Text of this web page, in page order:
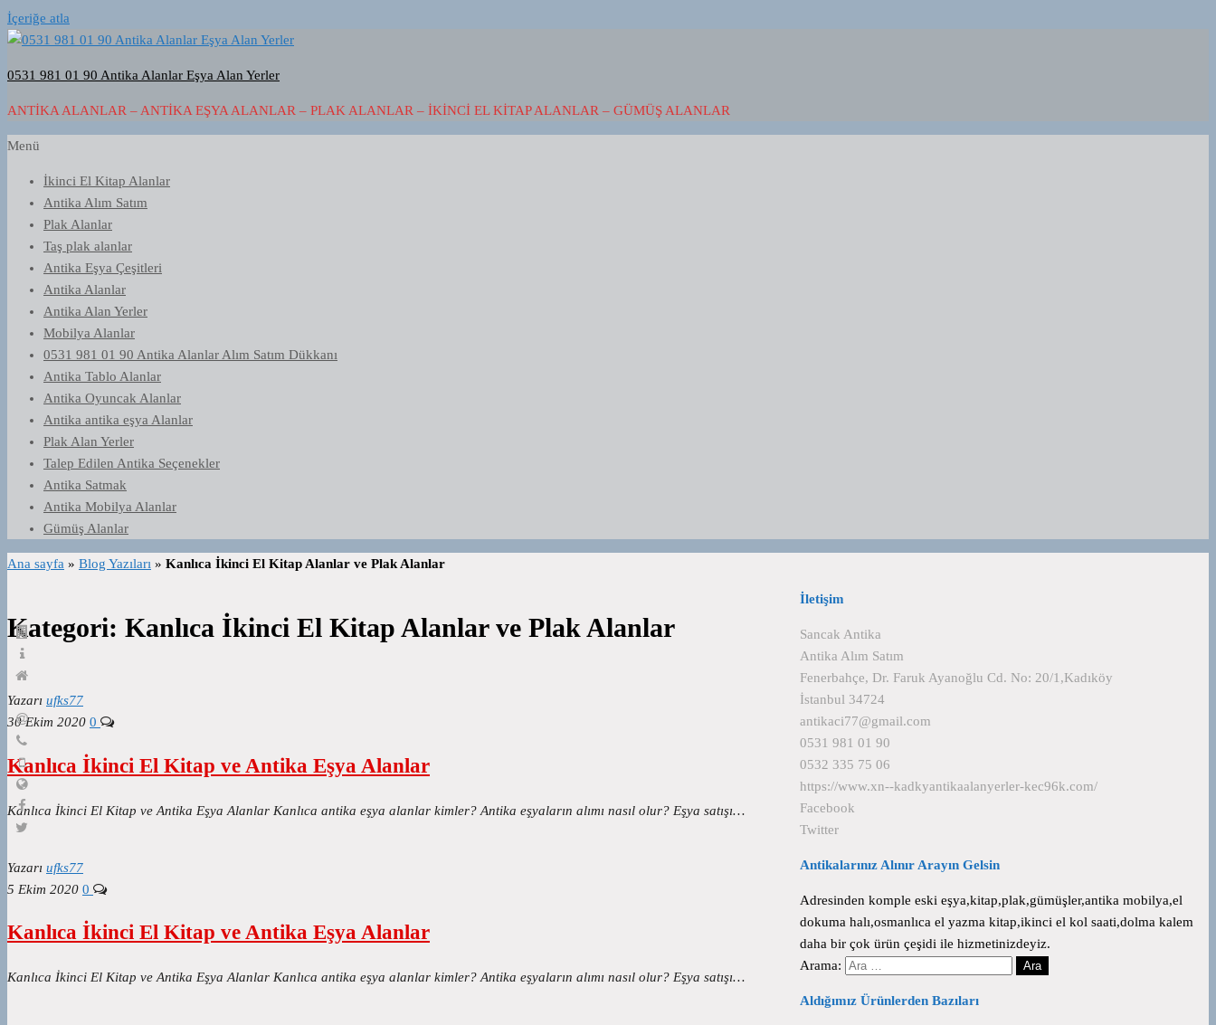
İçeriğe atla
0531 981 01 90 Antika Alanlar Eşya Alan Yerler
ANTIKA ALANLAR – ANTIKA EŞYA ALANLAR – PLAK ALANLAR – İKINCI EL KITAP ALANLAR – GÜMÜŞ ALANLAR
Menü
İkinci El Kitap Alanlar
Antika Alım Satım
Plak Alanlar
Taş plak alanlar
Antika Eşya Çeşitleri
Antika Alanlar
Antika Alan Yerler
Mobilya Alanlar
0531 981 01 90 Antika Alanlar Alım Satım Dükkanı
Antika Tablo Alanlar
Antika Oyuncak Alanlar
Antika antika eşya Alanlar
Plak Alan Yerler
Talep Edilen Antika Seçenekler
Antika Satmak
Antika Mobilya Alanlar
Gümüş Alanlar
Ana sayfa » Blog Yazıları » Kanlıca İkinci El Kitap Alanlar ve Plak Alanlar
Kategori: Kanlıca İkinci El Kitap Alanlar ve Plak Alanlar
Yazarı ufks77
30 Ekim 2020 0
Kanlıca İkinci El Kitap ve Antika Eşya Alanlar
Kanlıca İkinci El Kitap ve Antika Eşya Alanlar Kanlıca antika eşya alanlar kimler? Antika eşyaların alımı nasıl olur? Eşya satışı…
Yazarı ufks77
5 Ekim 2020 0
Kanlıca İkinci El Kitap ve Antika Eşya Alanlar
Kanlıca İkinci El Kitap ve Antika Eşya Alanlar Kanlıca antika eşya alanlar kimler? Antika eşyaların alımı nasıl olur? Eşya satışı…
İletişim
Sancak Antika
Antika Alım Satım
Fenerbahçe, Dr. Faruk Ayanoğlu Cd. No: 20/1,Kadıköy
İstanbul 34724
antikaci77@gmail.com
0531 981 01 90
0532 335 75 06
https://www.xn--kadkyantikaalanyerler-kec96k.com/
Facebook
Twitter
Antikalarınız Alınır Arayın Gelsin
Adresinden komple eski eşya,kitap,plak,gümüşler,antika mobilya,el
dokuma halı,osmanlıca el yazma kitap,ikinci el kol saati,dolma kalem
daha bir çok ürün çeşidi ile hizmetinizdeyiz.
Arama:
Aldığımız Ürünlerden Bazıları